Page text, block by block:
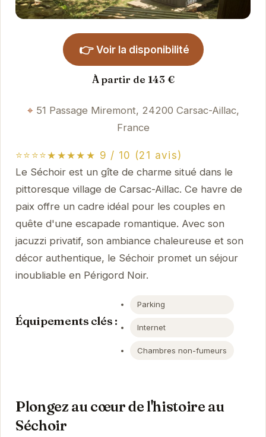
👉 Voir la disponibilité
À partir de 143 €
51 Passage Miremont, 24200 Carsac-Aillac,
France
⭐⭐⭐⭐★★★★★ 9 / 10 (21 avis)
Le Séchoir est un gîte de charme situé dans le
pittoresque village de Carsac-Aillac. Ce havre de
paix offre un cadre idéal pour les couples en
quête d'une escapade romantique. Avec son
jacuzzi privatif, son ambiance chaleureuse et son
décor authentique, le Séchoir promet un séjour
inoubliable en Périgord Noir.
Équipements clés :
Parking
Internet
Chambres non-fumeurs
Plongez au cœur de l'histoire au
Séchoir